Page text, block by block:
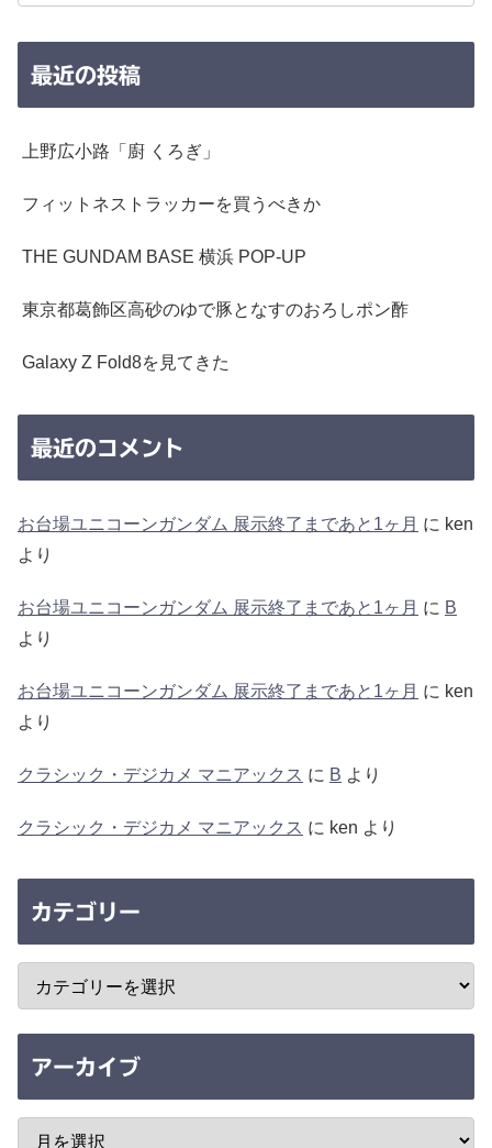
最近の投稿
上野広小路「廚 くろぎ」
フィットネストラッカーを買うべきか
THE GUNDAM BASE 横浜 POP-UP
東京都葛飾区高砂のゆで豚となすのおろしポン酢
Galaxy Z Fold8を見てきた
最近のコメント
お台場ユニコーンガンダム 展示終了まであと1ヶ月 に ken
より
お台場ユニコーンガンダム 展示終了まであと1ヶ月 に B
より
お台場ユニコーンガンダム 展示終了まであと1ヶ月 に ken
より
クラシック・デジカメ マニアックス に B より
クラシック・デジカメ マニアックス に ken より
カテゴリー
アーカイブ